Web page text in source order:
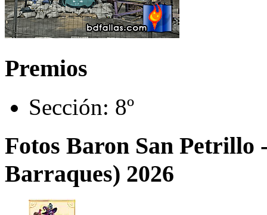
Premios
Sección: 8º
Fotos Baron San Petrillo
Barraques) 2026